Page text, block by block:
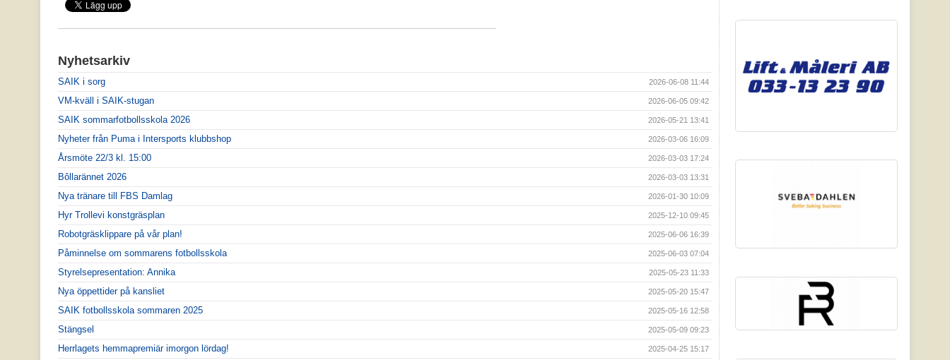
Nyhetsarkiv
SAIK i sorg 2026-06-08 11:44
VM-kväll i SAIK-stugan 2026-06-05 09:42
SAIK sommarfotbollsskola 2026 2026-05-21 13:41
Nyheter från Puma i Intersports klubbshop 2026-03-06 16:09
Årsmöte 22/3 kl. 15:00 2026-03-03 17:24
Bôllarännet 2026 2026-03-03 13:31
Nya tränare till FBS Damlag 2026-01-30 10:09
Hyr Trollevi konstgräsplan 2025-12-10 09:45
Robotgräsklippare på vår plan! 2025-06-06 16:39
Påminnelse om sommarens fotbollsskola 2025-06-03 07:04
Styrelsepresentation: Annika 2025-05-23 11:33
Nya öppettider på kansliet 2025-05-20 15:47
SAIK fotbollsskola sommaren 2025 2025-05-16 12:58
Stängsel 2025-05-09 09:23
Herrlagets hemmapremiär imorgon lördag! 2025-04-25 15:17